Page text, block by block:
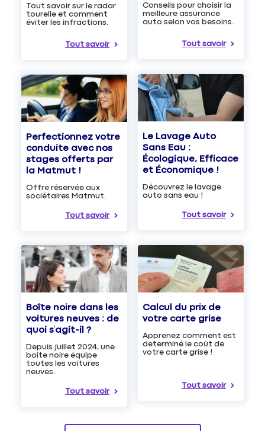
Tout savoir sur le radar
tourelle et comment
éviter les infractions.
Tout savoir
Conseils pour choisir la
meilleure assurance
auto selon vos besoins.
Tout savoir
Perfectionnez votre
conduite avec nos
stages offerts par
la Matmut !
Offre réservée aux
sociétaires Matmut.
Tout savoir
Le Lavage Auto
Sans Eau :
Écologique, Efficace
et Économique !
Découvrez le lavage
auto sans eau !
Tout savoir
Boîte noire dans les
voitures neuves : de
quoi s’agit-il ?
Depuis juillet 2024, une
boîte noire équipe
toutes les voitures
neuves.
Tout savoir
Calcul du prix de
votre carte grise
Apprenez comment est
determiné le coût de
votre carte grise !
Tout savoir